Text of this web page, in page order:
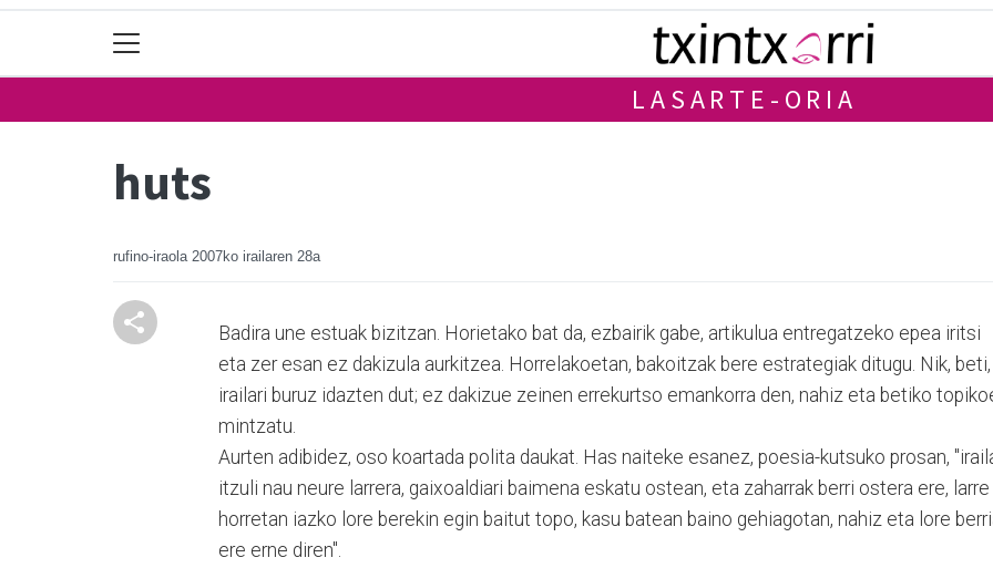
LASARTE-ORIA
huts
rufino-iraola 2007ko irailaren 28a
Badira une estuak bizitzan. Horietako bat da, ezbairik gabe, artikulua entregatzeko epea iritsi
eta zer esan ez dakizula aurkitzea. Horrelakoetan, bakoitzak bere estrategiak ditugu. Nik, beti,
irailari buruz idazten dut; ez dakizue zeinen errekurtso emankorra den, nahiz eta betiko
mintzatu.
Aurten adibidez, oso koartada polita daukat. Has naiteke esanez, poesia-kutsuko prosan,
itzuli nau neure larrera, gaixoaldiari baimena eskatu ostean, eta zaharrak berri ostera ere, larre
horretan iazko lore berekin egin baitut topo, kasu batean baino gehiagotan, nahiz eta lore
ere erne diren".